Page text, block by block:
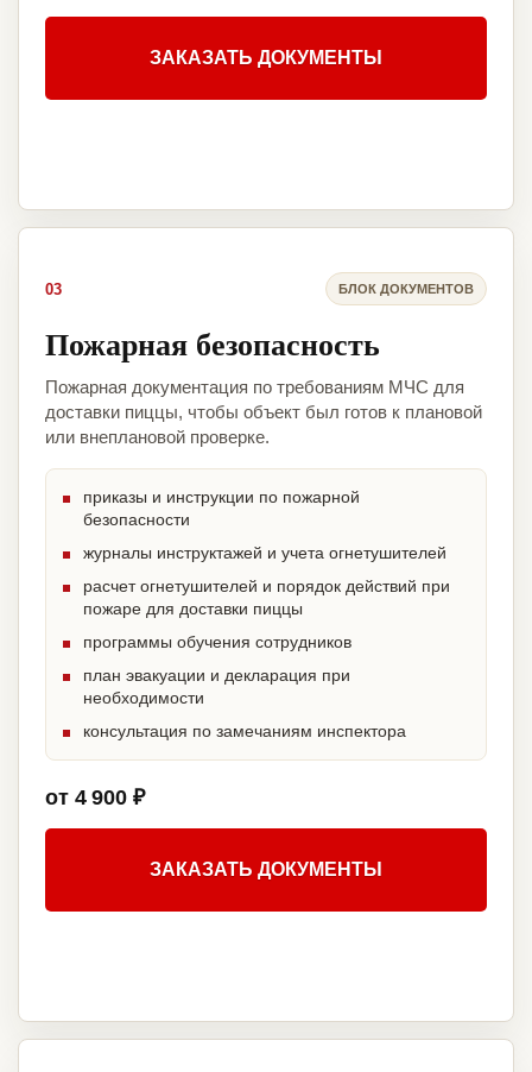
ЗАКАЗАТЬ ДОКУМЕНТЫ
03 БЛОК ДОКУМЕНТОВ
Пожарная безопасность
Пожарная документация по требованиям МЧС для
доставки пиццы, чтобы объект был готов к плановой
или внеплановой проверке.
приказы и инструкции по пожарной
безопасности
журналы инструктажей и учета огнетушителей
расчет огнетушителей и порядок действий при
пожаре для доставки пиццы
программы обучения сотрудников
план эвакуации и декларация при
необходимости
консультация по замечаниям инспектора
от 4 900 ₽
ЗАКАЗАТЬ ДОКУМЕНТЫ